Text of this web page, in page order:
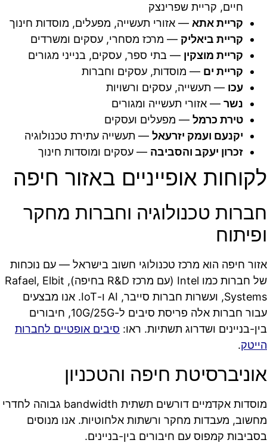
חיים, קריית שפרינצק
קריית אתא — אזורי תעשייה, מפעלים, מוסדות חינוך
קריית ביאליק — מרכז מסחרי, עסקים ומשרדים
קריית מוצקין — בתי ספר, עסקים, בנייני מגורים
קריית ים — מוסדות, עסקים וחברות
עכו — תעשייה, עסקים ורשויות
נשר — אזורי תעשייה ומגורים
טירת כרמל — מפעלים ועסקים
יקנעם ועמק יזרעאל — תעשייה עתירת טכנולוגיה
זכרון יעקב והסביבה — עסקים ומוסדות חינוך
לקוחות אופייניים באזור חיפה
חברות טכנולוגיה וחברות מחקר
ופיתוח
אזור חיפה הוא מרכז טכנולוגי חשוב בישראל — עם נוכחות
של חברות כמו Intel (עם מרכז R&D בחיפה), Rafael, Elbit
Systems, ועשרות חברות סייבר, AI ו-IoT. אנו מבצעים
עבור חברות אלה פריסת סיבים ל-10G/25G, חיבורים
בין-בניינים ושדרוג תשתיות. ראו: סיבים אופטיים לחברות
הייטק.
אוניברסיטת חיפה והטכניון
מוסדות אקדמיים דורשים תשתית bandwidth גבוהה לחדרי
מחשוב, מעבדות מחקר ורשתות אלחוטיות. אנו מנוסים
בסביבות קמפוס עם חיבורים בין-בניינים.